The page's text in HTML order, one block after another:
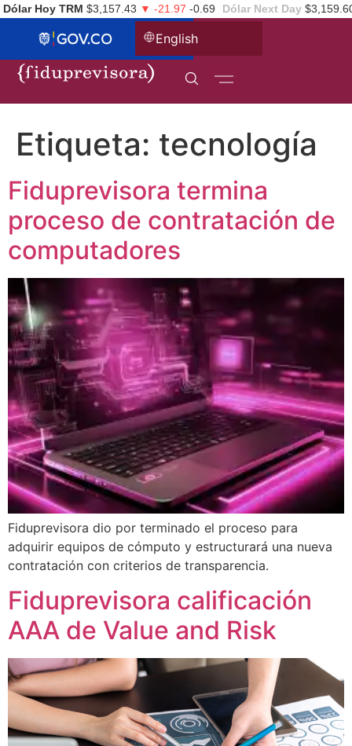
Dólar Hoy TRM $3,157.43 ▼ -21.97 -0.69 Dólar Next Day
English
Etiqueta: tecnología
Fiduprevisora termina
proceso de contratación de
computadores
Fiduprevisora dio por terminado el proceso para
adquirir equipos de cómputo y estructurará una nueva
contratación con criterios de transparencia.
Fiduprevisora calificación
AAA de Value and Risk